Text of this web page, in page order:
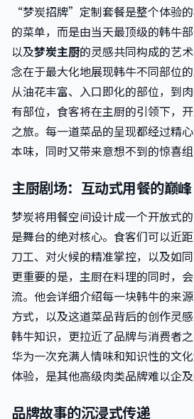
“梦炭招牌”定制套餐是整个体验
的菜单，而是由当天最顶级的韩牛
以及梦炭主厨的灵感共同构成的艺
念在于最大化地展现韩牛不同部位
从油花丰富、入口即化的部位，到
有部位，食客将在主厨的引领下，
之旅。每一道菜品的呈现都经过精
本味，同时又带来意想不到的惊喜组
主厨剧场：互动式用餐的巅峰
梦炭将用餐空间设计成一个开放式
是舞台的绝对核心。食客们可以近
刀工、对火候的精准掌控，以及如
更重要的是，主厨在料理的同时，
流。他会详细介绍每一块韩牛的来
方式，以及这道菜品背后的创作灵
韩牛知识，更拉近了品牌与消费者
华为一次充满人情味和知识性的文
体验，是其他高级肉类品牌难以企及
品牌故事的沉浸式传递